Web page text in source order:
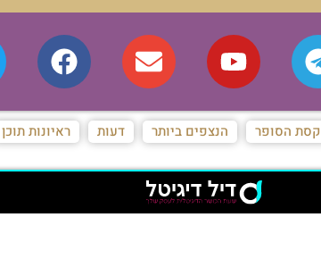
קסת הסופר הנצפים ביותר דעות ראיונות תוכן